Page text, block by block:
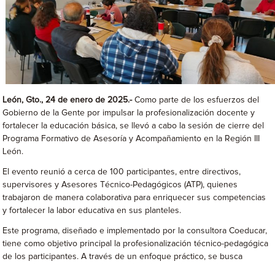
León, Gto., 24 de enero de 2025.-Como parte de los esfuerzos del
Gobierno de la Gente por impulsar la profesionalización docente y
fortalecer la educación básica, se llevó a cabo la sesión de cierre del
Programa Formativo de Asesoría y Acompañamiento en la Región III
León.
El evento reunió a cerca de 100 participantes, entre directivos,
supervisores y Asesores Técnico-Pedagógicos (ATP), quienes
trabajaron de manera colaborativa para enriquecer sus competencias
y fortalecer la labor educativa en sus planteles.
Este programa, diseñado e implementado por la consultora Coeducar,
tiene como objetivo principal la profesionalización técnico-pedagógica
de los participantes. A través de un enfoque práctico, se busca